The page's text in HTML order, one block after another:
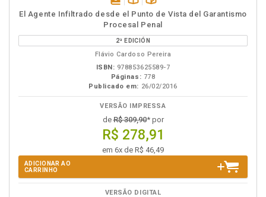
disponível
em
eBook
Disponível
na
B.V.
páginas
El Agente Infiltrado desde el Punto de Vista del Garantismo
Procesal Penal
2ª EDICIÓN
Flávio Cardoso Pereira
ISBN: 978853625589-7
Páginas: 778
Publicado em: 26/02/2016
VERSÃO IMPRESSA
deR$ 309,90* por
R$ 278,91
em 6x de R$ 46,49
ADICIONAR AO
CARRINHO
VERSÃO DIGITAL